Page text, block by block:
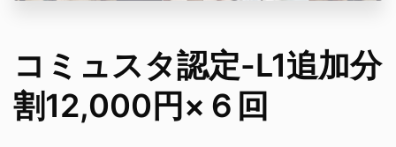
います。
コミュスタ認定-L1追加分
割12,000円×６回